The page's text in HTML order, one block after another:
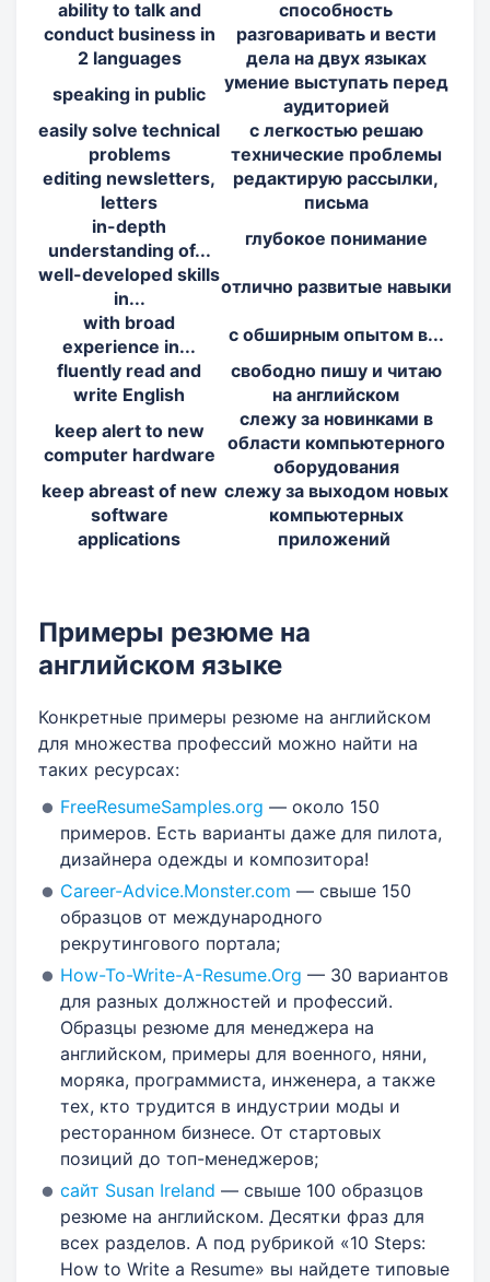
ability to talk and
conduct business in
2 languages
способность
разговаривать и вести
дела на двух языках
speaking in public
умение выступать перед
аудиторией
easily solve technical
problems
с легкостью решаю
технические проблемы
editing newsletters,
letters
редактирую рассылки,
письма
in-depth
understanding of...
глубокое понимание
well-developed skills
in...
отлично развитые навыки
with broad
experience in...
с обширным опытом в...
fluently read and
write English
свободно пишу и читаю
на английском
keep alert to new
computer hardware
слежу за новинками в
области компьютерного
оборудования
keep abreast of new
software
applications
слежу за выходом новых
компьютерных
приложений
Примеры резюме на
английском языке
Конкретные примеры резюме на английском
для множества профессий можно найти на
таких ресурсах:
FreeResumeSamples.org — около 150
примеров. Есть варианты даже для пилота,
дизайнера одежды и композитора!
Career-Advice.Monster.com — свыше 150
образцов от международного
рекрутингового портала;
How-To-Write-A-Resume.Org — 30 вариантов
для разных должностей и профессий.
Образцы резюме для менеджера на
английском, примеры для военного, няни,
моряка, программиста, инженера, а также
тех, кто трудится в индустрии моды и
ресторанном бизнесе. От стартовых
позиций до топ-менеджеров;
сайт Susan Ireland — свыше 100 образцов
резюме на английском. Десятки фраз для
всех разделов. А под рубрикой «10 Steps:
How to Write a Resume» вы найдете типовые